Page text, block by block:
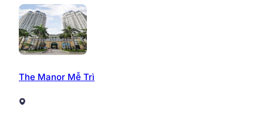
Giá thuê văn phòng tại tòa nhà CDA 987 Tam Trinh
theo từng tầng, diện tích thuê cũng như thời điểm thuê
Hợp đồng thuê: Từ 02 năm – 10 năm.
địa chỉ:
The Manor Mễ Trì